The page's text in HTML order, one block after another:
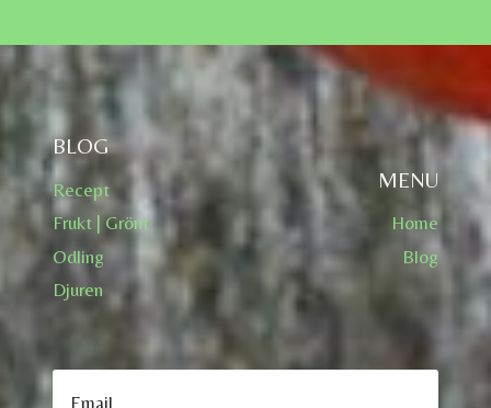
BLOG
Recept
Frukt | Grönt
Odling
Djuren
MENU
Home
Blog